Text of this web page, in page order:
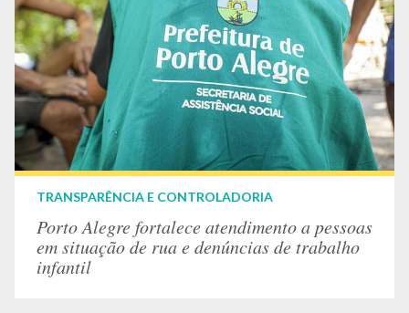
TRANSPARÊNCIA E CONTROLADORIA
Porto Alegre fortalece atendimento a pessoas
em situação de rua e denúncias de trabalho
infantil